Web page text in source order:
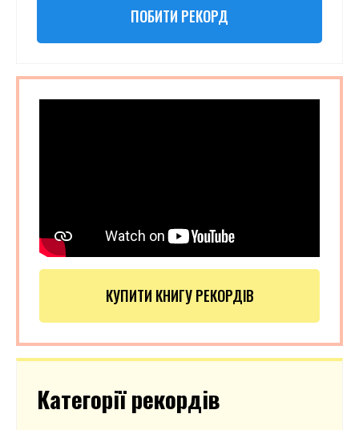
ПОБИТИ РЕКОРД
КУПИТИ КНИГУ РЕКОРДІВ
Категорії рекордів